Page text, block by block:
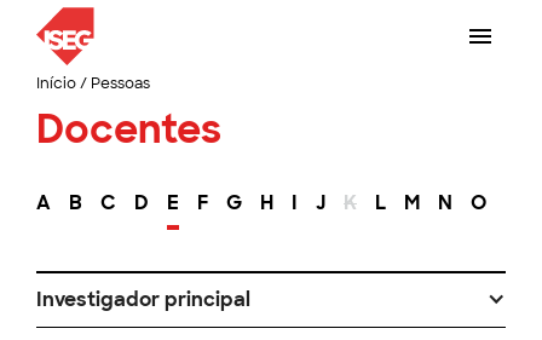
Início/ Pessoas
Docentes
A B C D E F G H I J K L M N O
Investigador principal